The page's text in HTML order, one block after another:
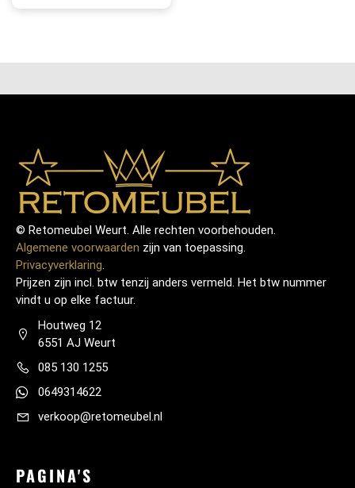
© Retomeubel Weurt. Alle rechten voorbehouden.
Algemene voorwaarden zijn van toepassing.
Privacyverklaring.
Prijzen zijn incl. btw tenzij anders vermeld. Het btw nummer
vindt u op elke factuur.
Houtweg 12
6551 AJ Weurt
085 130 1255
0649314622
verkoop@retomeubel.nl
PAGINA'S